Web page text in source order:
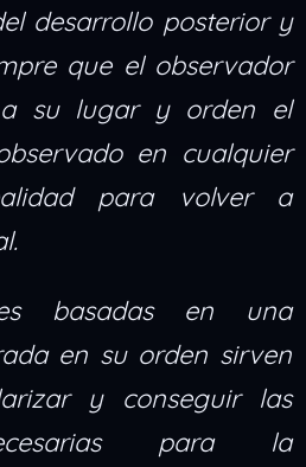
desarrollo posterior y
que el observador
su lugar y orden el
en cualquier
para volver a
basadas en una
en su orden sirven
y conseguir las
para la